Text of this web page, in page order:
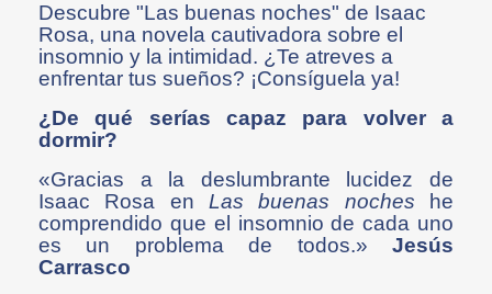
Descubre "Las buenas noches" de Isaac
Rosa, una novela cautivadora sobre el
insomnio y la intimidad. ¿Te atreves a
enfrentar tus sueños? ¡Consíguela ya!
¿De qué serías capaz para volver a
dormir?
«Gracias a la deslumbrante lucidez de
Isaac Rosa en Las buenas noches he
comprendido que el insomnio de cada uno
es un problema de todos.» Jesús
Carrasco